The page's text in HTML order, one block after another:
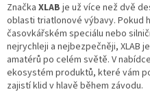
Značka XLAB je už více než dvě
oblasti triatlonové výbavy. Pokud
časovkářském speciálu nebo
nejrychleji a nejbezpečněji, XLAB
amatérů po celém světě. V
ekosystém produktů, které vám
zajistí klid v hlavě během závodu.